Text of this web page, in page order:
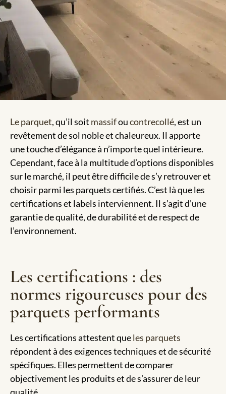
Le parquet, qu’il soit massifoucontrecollé, est un
revêtement de sol noble et chaleureux. Il apporte
une touche d’élégance à n’importe quel intérieure.
Cependant, face à la multitude d’options disponibles
sur le marché, il peut être difficile de s’y retrouver et
choisir parmi les parquets certifiés. C’est là que les
certifications et labels interviennent. Il s’agit d’une
garantie de qualité, de durabilité et de respect de
l’environnement.
Les certifications : des
normes rigoureuses pour des
parquets performants
Les certifications attestent queles parquets
répondent à des exigences techniques et de sécurité
spécifiques. Elles permettent de comparer
objectivement les produits et de s’assurer de leur